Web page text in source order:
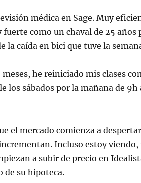
médica en Sage. Muy
como un chaval de 25 años
la caída en bici que tuve la
he reiniciado mis clases
los sábados por la mañana de 9h
el mercado comienza a
Incluso estoy viendo,
a subir de precio en
de su hipoteca.